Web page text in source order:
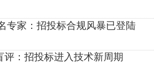
专家：招投标合规风暴已登陆
评：招投标进入技术新周期